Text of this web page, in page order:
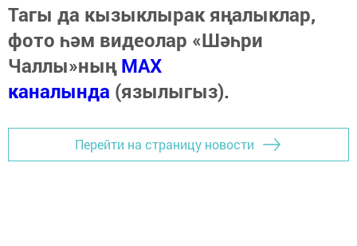
Тагы да кызыклырак яңалыклар,
фото һәм видеолар «Шәһри
Чаллы»ныңMAX
каналында (язылыгыз).
Перейти на страницу новости